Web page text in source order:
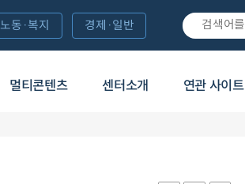
멀티콘텐츠 센터소개 연관 사이트
노동·복지 경제·일반